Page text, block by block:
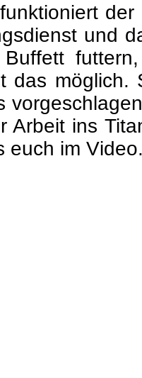
und
das
Arbeit ins
euch im Video.